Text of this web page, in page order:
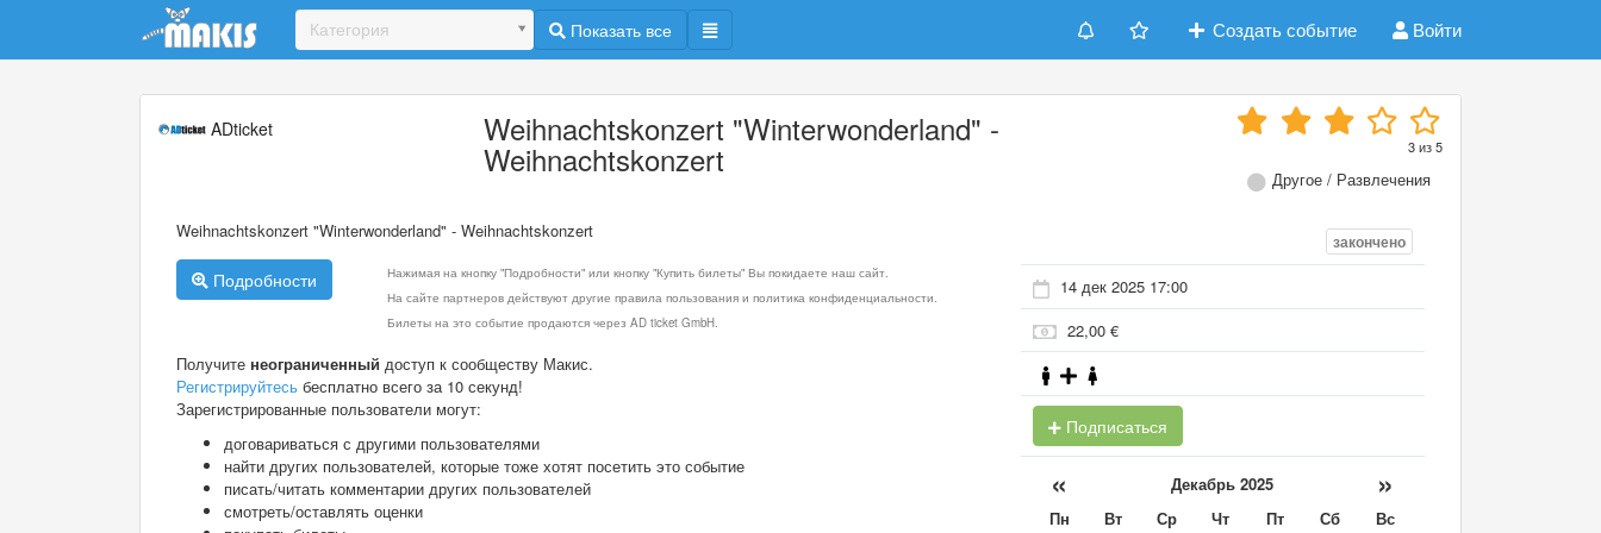
Update cookies preferences
Категория Показать все Создать событие Войти
ADticket Weihnachtskonzert "Winterwonderland" -
Weihnachtskonzert 3из5
Другое / Развлечения
Weihnachtskonzert "Winterwonderland" - Weihnachtskonzert
Подробности
Нажимая на кнопку "Подробности" или кнопку "Купить билеты" Вы покидаете наш сайт.
На сайте партнеров действуют другие правила пользования и политика конфиденциальности.
Билеты на это событие продаются через AD ticket GmbH.
Получите неограниченный доступ к сообществу Макис.
Регистрируйтесь бесплатно всего за 10 секунд!
Зарегистрированные пользователи могут:
договариваться с другими пользователями
найти других пользователей, которые тоже хотят посетить это событие
писать/читать комментарии других пользователей
смотреть/оставлять оценки
закончено
14 дек 2025 17:00
22,00 €
Подписаться
« Декабрь 2025 »
Пн Вт Ср Чт Пт Сб
Вс